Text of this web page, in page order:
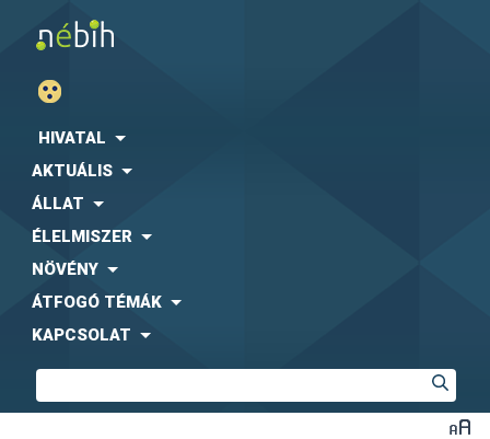
HIVATAL
AKTUÁLIS
ÁLLAT
ÉLELMISZER
NÖVÉNY
ÁTFOGÓ TÉMÁK
KAPCSOLAT